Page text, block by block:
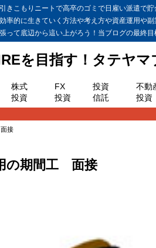
きこもりニートで高卒のゴミで日雇い派遣で
率的に生きていく方法や考え方や資産運用
て底辺から這い上がろう！当ブログの最終
を目指す！タテヤ
株式
投資
FX
投資
投資
信託
不動
投資
接
の期間工 面接